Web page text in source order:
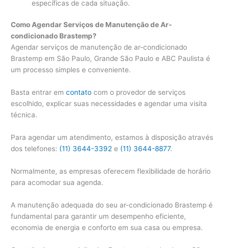
específicas de cada situação.
Como Agendar Serviços de Manutenção de Ar-
condicionado Brastemp?
Agendar serviços de manutenção de ar-condicionado
Brastemp em São Paulo, Grande São Paulo e ABC Paulista é
um processo simples e conveniente.
Basta entrar emcontato com o provedor de serviços
escolhido, explicar suas necessidades e agendar uma visita
técnica.
Para agendar um atendimento, estamos à disposição através
dos telefones: (11) 3644-3392 e (11) 3644-8877.
Normalmente, as empresas oferecem flexibilidade de horário
para acomodar sua agenda.
A manutenção adequada do seu ar-condicionado Brastemp é
fundamental para garantir um desempenho eficiente,
economia de energia e conforto em sua casa ou empresa.